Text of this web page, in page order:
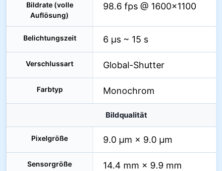
Bildrate (volle
Auflösung)
98.6 fps @ 1600×1100
Belichtungszeit 6 µs ~ 15 s
Verschlussart Global-Shutter
Farbtyp Monochrom
Bildqualität
Pixelgröße 9.0 µm × 9.0 µm
Sensorgröße 14.4 mm × 9.9 mm